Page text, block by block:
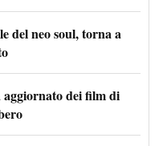
del neo soul, torna a
dei film di